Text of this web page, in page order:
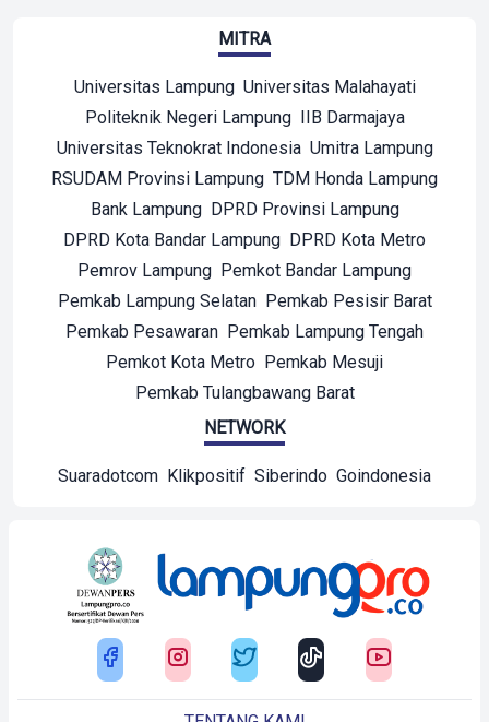
MITRA
Universitas Lampung Universitas Malahayati
Politeknik Negeri Lampung IIB Darmajaya
Universitas Teknokrat Indonesia Umitra Lampung
RSUDAM Provinsi Lampung TDM Honda Lampung
Bank Lampung DPRD Provinsi Lampung
DPRD Kota Bandar Lampung DPRD Kota Metro
Pemrov Lampung Pemkot Bandar Lampung
Pemkab Lampung Selatan Pemkab Pesisir Barat
Pemkab Pesawaran Pemkab Lampung Tengah
Pemkot Kota Metro Pemkab Mesuji
Pemkab Tulangbawang Barat
NETWORK
Suaradotcom Klikpositif Siberindo Goindonesia